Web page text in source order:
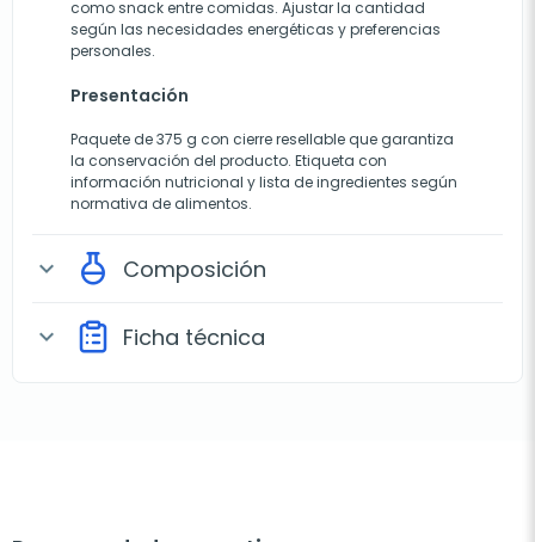
como snack entre comidas. Ajustar la cantidad
según las necesidades energéticas y preferencias
personales.
Presentación
Paquete de 375 g con cierre resellable que garantiza
la conservación del producto. Etiqueta con
información nutricional y lista de ingredientes según
normativa de alimentos.
expand_more Composición
expand_more Ficha técnica